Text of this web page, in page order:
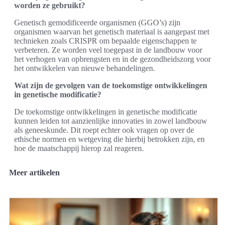
worden ze gebruikt?
Genetisch gemodificeerde organismen (GGO’s) zijn
organismen waarvan het genetisch materiaal is aangepast met
technieken zoals CRISPR om bepaalde eigenschappen te
verbeteren. Ze worden veel toegepast in de landbouw voor
het verhogen van opbrengsten en in de gezondheidszorg voor
het ontwikkelen van nieuwe behandelingen.
Wat zijn de gevolgen van de toekomstige ontwikkelingen
in genetische modificatie?
De toekomstige ontwikkelingen in genetische modificatie
kunnen leiden tot aanzienlijke innovaties in zowel landbouw
als geneeskunde. Dit roept echter ook vragen op over de
ethische normen en wetgeving die hierbij betrokken zijn, en
hoe de maatschappij hierop zal reageren.
Meer artikelen